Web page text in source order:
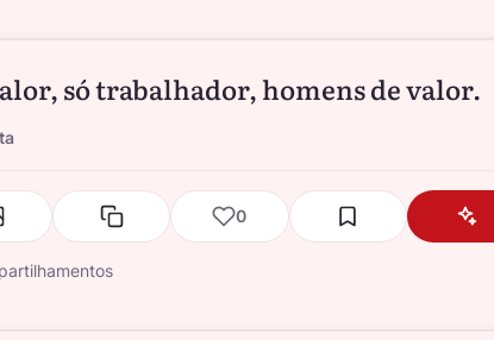
só trabalhador, homens de valor.
0